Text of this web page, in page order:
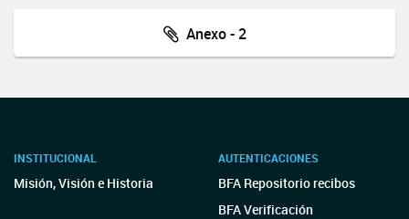
Anexo - 2
INSTITUCIONAL
Misión, Visión e Historia
AUTENTICACIONES
BFA Repositorio recibos
BFA Verificación